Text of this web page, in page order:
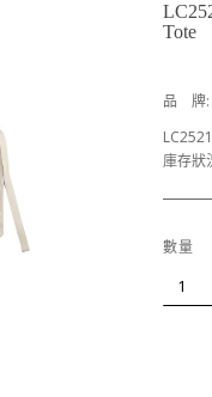
Tote
品 牌:
庫存狀
數量